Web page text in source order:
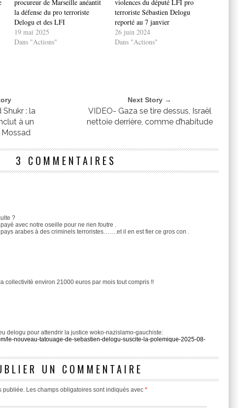
procureur de Marseille anéantit
la défense du pro terroriste
Delogu et des LFI
19 mai 2025
Dans "Actions"
violences du député LFI pro
terroriste Sébastien Delogu
reporté au 7 janvier
26 juin 2024
Dans "Actions"
Shukr : la
à un
Next Story →
VIDEO- Gaza se tire dessus, Israël
nettoie derrière, comme d’habitude
3 COMMENTAIRES
?
avec notre oseille pour ne rien foutre .
arabes à des criminels terroristes…….et il en est fier ce gros con .
collectivitè environ 21000 euros par mois tout compris !!
delogu pour attendrir la justice woko-nazislamo-gauchiste:
le-nouveau-tatouage-de-sebastien-delogu-suscite-la-polemique-2025-08-
UN COMMENTAIRE
publiée. Les champs obligatoires sont indiqués avec *